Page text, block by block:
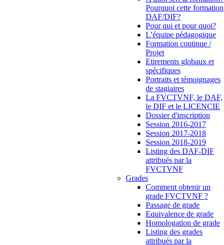
Pourquoi cette formation
DAF/DIF?
Pour qui et pour quoi?
L’équipe pédagogique
Formation continue /
Projet
Etirements globaux et
spécifiques
Portraits et témoignages
de stagiaires
La FVCTVNF, le DAF,
le DIF et le LICENCIE
Dossier d'inscription
Session 2016-2017
Session 2017-2018
Session 2018-2019
Listing des DAF-DIF
attribués par la
FVCTVNF
Grades
Comment obtenir un
grade FVCTVNF ?
Passage de grade
Equivalence de grade
Homologation de grade
Listing des grades
attribués par la